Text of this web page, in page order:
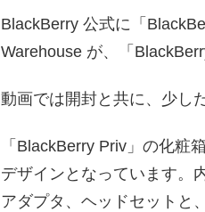
BlackBerry 公式に「
Warehouse が、「
動画では開封と共に、少し
「BlackBerry Priv」の化粧
デザインとなっています。
アダプタ、ヘッドセットと